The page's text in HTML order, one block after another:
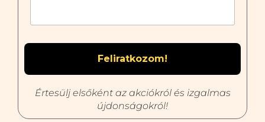
Értesülj elsőként az akciókról és izgalmas
újdonságokról!